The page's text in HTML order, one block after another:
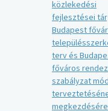
közlekedési
fejlesztései
Budapest
terv és
főváros
szabályzat
megkezdésére